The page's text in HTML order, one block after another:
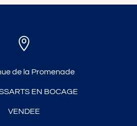

de la Promenade
EN BOCAGE
VENDEE